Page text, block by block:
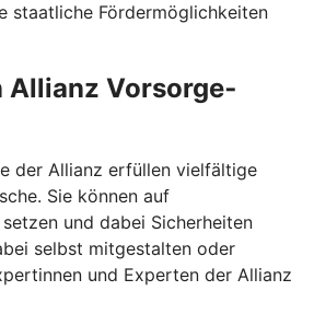
staatliche Fördermöglichkeiten
Allianz Vorsorge­
der Allianz erfüllen vielfältige
Sie können auf
und dabei Sicherheiten
selbst mitgestalten oder
und Experten der Allianz